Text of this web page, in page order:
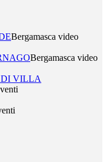
Bergamasca video
Bergamasca video
DI VILLA